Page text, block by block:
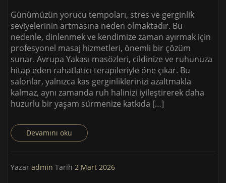
Günümüzün yorucu tempoları, stres ve gerginlik
seviyelerinin artmasına neden olmaktadır. Bu
nedenle, dinlenmek ve kendimize zaman ayırmak için
profesyonel masaj hizmetleri, önemli bir çözüm
sunar. Avrupa Yakası masözleri, cildinize ve ruhunuza
hitap eden rahatlatıcı terapileriyle öne çıkar. Bu
salonlar, yalnızca kas gerginliklerinizi azaltmakla
kalmaz, aynı zamanda ruh halinizi iyileştirerek daha
huzurlu bir yaşam sürmenize katkıda […]
Devamını oku
Yazar admin Tarih 2 Mart 2026